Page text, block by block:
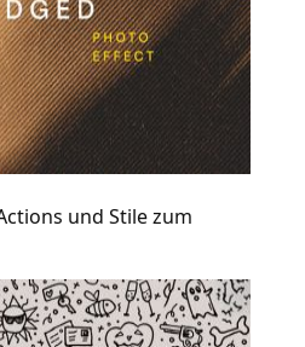
und Stile zum